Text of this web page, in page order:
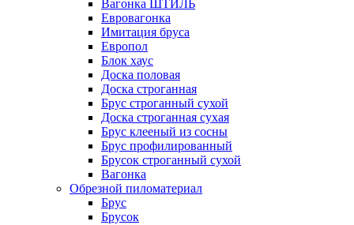
Вагонка ШТИЛЬ
Евровагонка
Имитация бруса
Европол
Блок хаус
Доска половая
Доска строганная
Брус строганный сухой
Доска строганная сухая
Брус клееный из сосны
Брус профилированный
Брусок строганный сухой
Вагонка
Обрезной пиломатериал
Брус
Брусок